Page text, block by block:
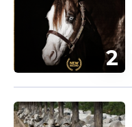
2